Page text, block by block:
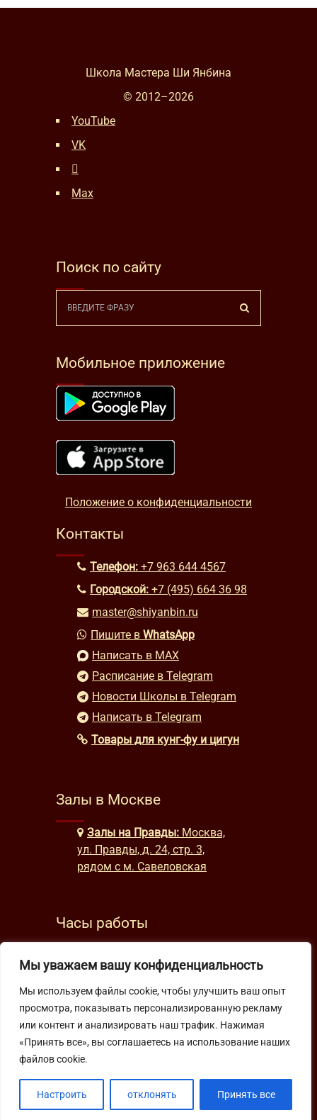
Мы уважаем вашу конфиденциальность
Мы используем файлы cookie, чтобы улучшить ваш опыт
просмотра, показывать персонализированную рекламу
или контент и анализировать наш трафик. Нажимая
«Принять все», вы соглашаетесь на использование наших
файлов cookie.
Настроить отклонять Принять все
Школа Мастера Ши Янбина
© 2012–2026
YouTube
VK
Max
Поиск по сайту
Мобильное приложение
Положение о конфиденциальности
Контакты
Телефон: +7 963 644 4567
Городской: +7 (495) 664 36 98
master@shiyanbin.ru
Пишите в WhatsApp
Написать в MAX
Расписание в Telegram
Новости Школы в Telegram
Написать в Telegram
Товары для кунг-фу и цигун
Залы в Москве
Залы на Правды: Москва,
ул. Правды, д. 24, стр. 3,
рядом с м. Савеловская
Часы работы
выходные: с 10:00 до 19:30
Подпишитесь на нашу рассылку